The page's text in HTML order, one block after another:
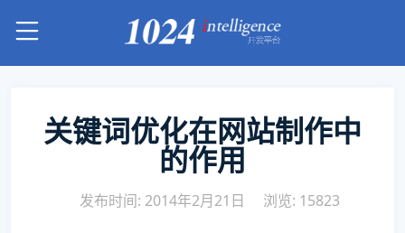
关键词优化在网站制作中
的作用
发布时间: 2014年2月21日 浏览: 15823